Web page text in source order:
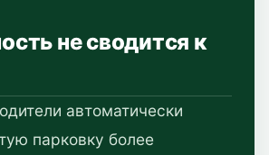
не сводится к
автоматически
парковку более